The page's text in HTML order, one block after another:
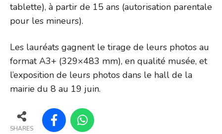
tablette), à partir de 15 ans (autorisation parentale
pour les mineurs).
Les lauréats gagnent le tirage de leurs photos au
format A3+ (329×483 mm), en qualité musée, et
l’exposition de leurs photos dans le hall de la
mairie du 8 au 19 juin.
SHARES